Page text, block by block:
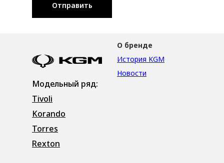
Отправить
Модельный ряд:
Tivoli
Korando
Torres
Rexton
О бренде
История KGM
Новости